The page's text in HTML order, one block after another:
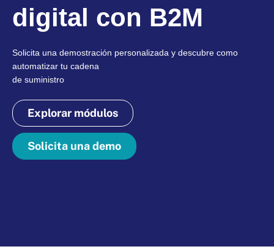
digital con B2M
Solicita una demostración personalizada y descubre como
automatizar tu cadena
de suministro
Explorar módulos
Solicita una demo